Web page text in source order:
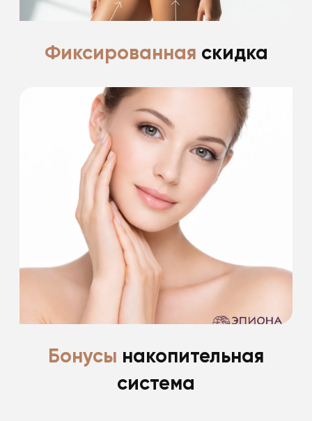
Фиксированная скидка
Ценим и благодарим своих пациентов за
доверие
*фиксированные скидки пациентам после
пластической хирургии до 30%
Подробнее
Бонусы накопительная
система